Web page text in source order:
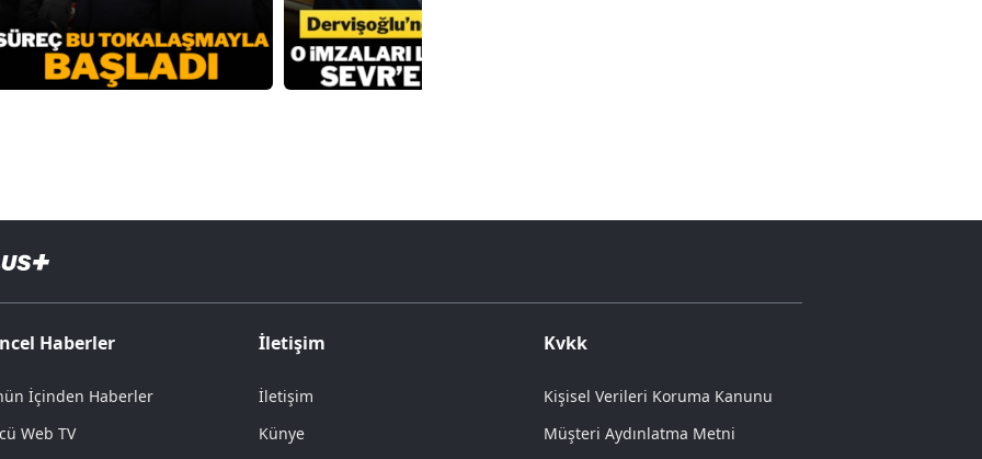
Haberler
İçinden Haberler
Web TV
İletişim
İletişim
Künye
Kvkk
Kişisel Verileri Koruma Kanunu
Müşteri Aydınlatma Metni